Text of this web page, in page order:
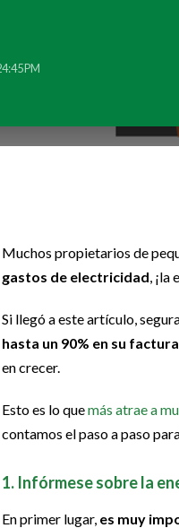
PM
Muchos propietarios de
gastos de electricidad, ¡la
Si llegó a este artículo,
hasta un 90% en su
en crecer.
Esto es lo quemás atrae a
contamos el paso a paso
1. Infórmese sobre la
En primer lugar, es muy